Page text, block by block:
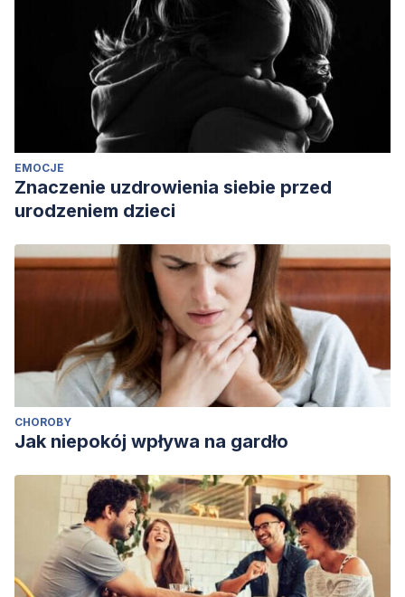
EMOCJE
Znaczenie uzdrowienia siebie przed
urodzeniem dzieci
CHOROBY
Jak niepokój wpływa na gardło